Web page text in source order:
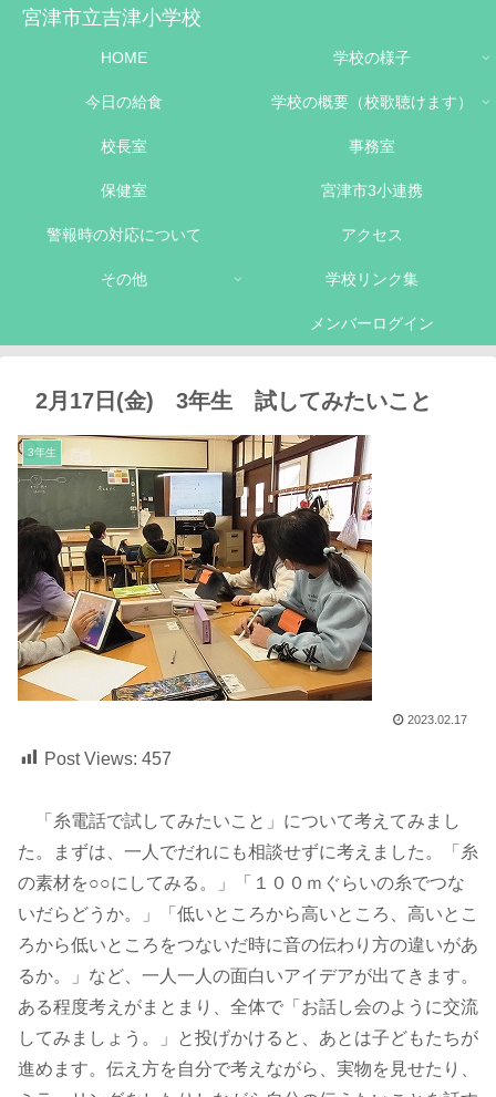
宮津市立吉津小学校
HOME 学校の様子
今日の給食 学校の概要（校歌聴けます）
校長室 事務室
保健室 宮津市3小連携
警報時の対応について アクセス
その他 学校リンク集
メンバーログイン
2月17日(金) 3年生 試してみたいこと
3年生
2023.02.17
Post Views: 457
「糸電話で試してみたいこと」について考えてみまし
た。まずは、一人でだれにも相談せずに考えました。「糸
の素材を○○にしてみる。」「１００ｍぐらいの糸でつな
いだらどうか。」「低いところから高いところ、高いとこ
ろから低いところをつないだ時に音の伝わり方の違いがあ
るか。」など、一人一人の面白いアイデアが出てきます。
ある程度考えがまとまり、全体で「お話し会のように交流
してみましょう。」と投げかけると、あとは子どもたちが
進めます。伝え方を自分で考えながら、実物を見せたり、